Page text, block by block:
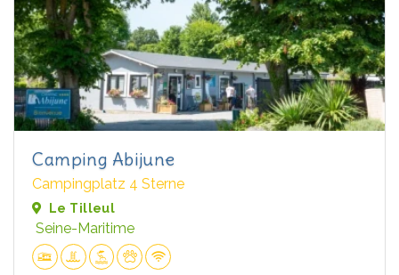
Camping Abijune
Campingplatz 4 Sterne
Le Tilleul
Seine-Maritime